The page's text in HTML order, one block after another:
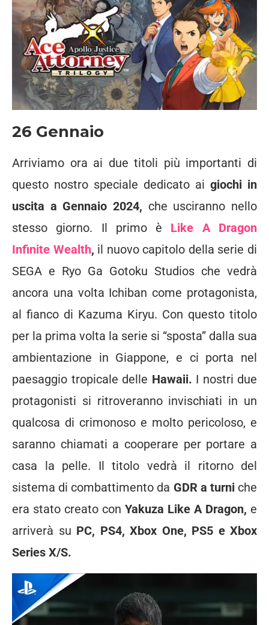
26 Gennaio
Arriviamo ora ai due titoli più importanti di
questo nostro speciale dedicato ai giochi in
uscita a Gennaio 2024, che usciranno nello
stesso giorno. Il primo è Like A Dragon
Infinite Wealth, il nuovo capitolo della serie di
SEGA e Ryo Ga Gotoku Studios che vedrà
ancora una volta Ichiban come protagonista,
al fianco di Kazuma Kiryu. Con questo titolo
per la prima volta la serie si “sposta” dalla sua
ambientazione in Giappone, e ci porta nel
paesaggio tropicale delle Hawaii. I nostri due
protagonisti si ritroveranno invischiati in un
qualcosa di crimonoso e molto pericoloso, e
saranno chiamati a cooperare per portare a
casa la pelle. Il titolo vedrà il ritorno del
sistema di combattimento da GDR a turni che
era stato creato con Yakuza Like A Dragon, e
arriverà su PC, PS4, Xbox One, PS5 e Xbox
Series X/S.